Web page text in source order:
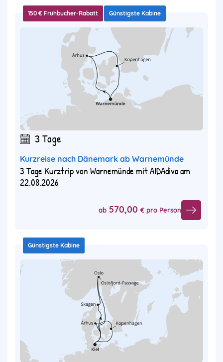
150 € Frühbucher-Rabatt Günstigste Kabine
3 Tage
Kurzreise nach Dänemark ab Warnemünde
3 Tage Kurztrip von Warnemünde mit AIDAdiva am
22.08.2026
ab 570,00 € pro Person
Günstigste Kabine